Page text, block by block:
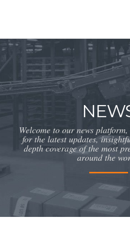
Welcome to our news
for the latest updates,
depth coverage of the most
around the